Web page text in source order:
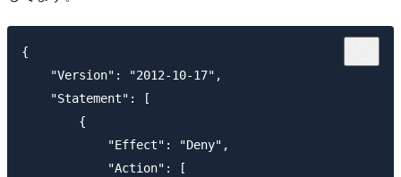
{
    "Version": "2012-10-17",
    "Statement": [
        {
            "Effect": "Deny",
            "Action": [